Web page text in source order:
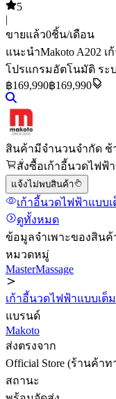
5
|
ขายแล้ว0ชิ้น/เดือน
แนะนำMakoto A202
โปรแกรมอัตโนมัติ ระบ
฿169,990฿169,990
สินค้ามีจำนวนจำกัด ช้
สั่งซื้อเก้าอี้นวดไฟฟ้
แจ้งไม่พบสินค้า
เก้าอี้นวดไฟฟ้าแบบ
ดูทั้งหมด
ข้อมูลจำเพาะของสินค้
หมวดหมู่
MasterMassage
เก้าอี้นวดไฟฟ้าแบบเต็
แบรนด์
Makoto
ส่งตรงจาก
Official Store (ร้านค้าท
สถานะ